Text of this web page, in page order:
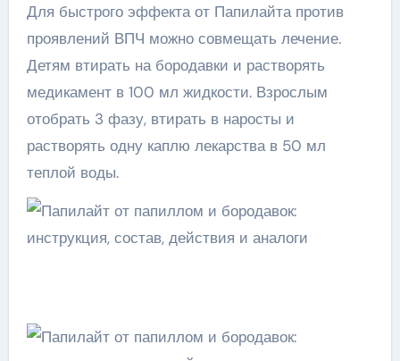
Для быстрого эффекта от Папилайта против
проявлений ВПЧ можно совмещать лечение.
Детям втирать на бородавки и растворять
медикамент в 100 мл жидкости. Взрослым
отобрать 3 фазу, втирать в наросты и
растворять одну каплю лекарства в 50 мл
теплой воды.